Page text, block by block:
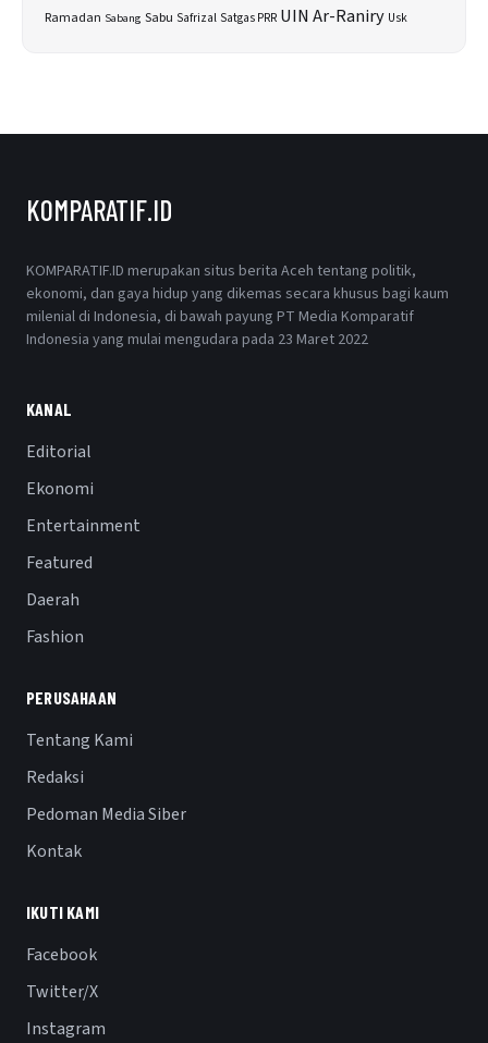
Ramadan Sabang Sabu SafrizalSatgas PRR UIN Ar-Raniry Usk
KOMPARATIF.ID
KOMPARATIF.ID merupakan situs berita Aceh tentang politik,
ekonomi, dan gaya hidup yang dikemas secara khusus bagi kaum
milenial di Indonesia, di bawah payung PT Media Komparatif
Indonesia yang mulai mengudara pada 23 Maret 2022
KANAL
Editorial
Ekonomi
Entertainment
Featured
Daerah
Fashion
PERUSAHAAN
Tentang Kami
Redaksi
Pedoman Media Siber
Kontak
IKUTI KAMI
Facebook
Twitter/X
Instagram